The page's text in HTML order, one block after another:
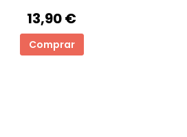
13,90 €
Comprar